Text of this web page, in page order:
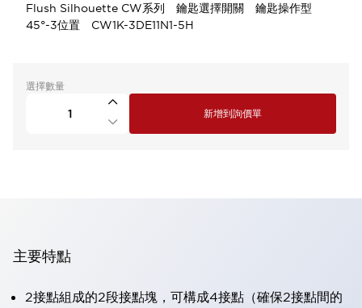
Flush Silhouette CW系列 鑰匙選擇開關 鑰匙操作型
45°-3位置 CW1K-3DE11N1-5H
選擇數量
新增到詢價單
主要特點
2接點組成的2段接點塊，可構成4接點（確保2接點間的